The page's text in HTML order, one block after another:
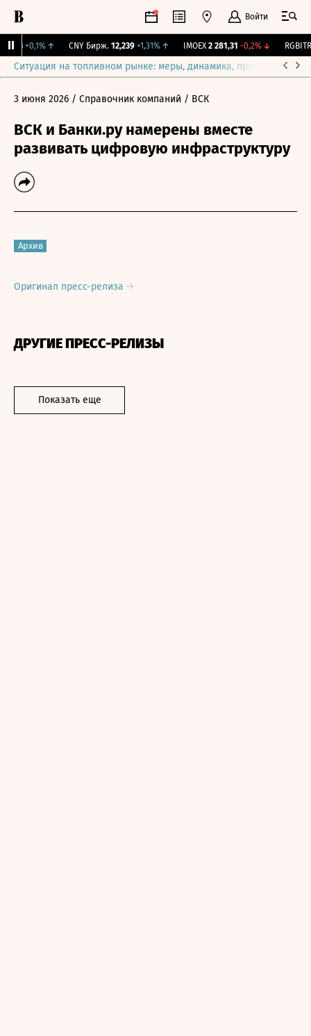
Войти
+0,1% ↑ CNY Бирж. 12,239 +1,31% ↑ IMOEX 2 281,31 -0,2%↓ RGBITR
Ситуация на топливном рынке: меры, динамика, прогнозы
3 июня 2026 / Справочник компаний / ВСК
ВСК и Банки.ру намерены вместе
развивать цифровую инфраструктуру
Архив
Оригинал пресс-релиза
ДРУГИЕ ПРЕСС-РЕЛИЗЫ
Показать еще